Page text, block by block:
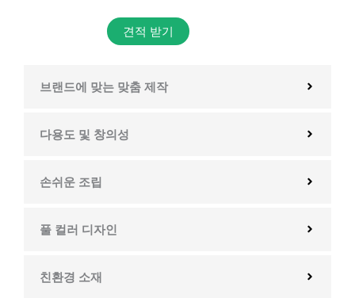
견적 받기
브랜드에 맞는 맞춤 제작
다용도 및 창의성
손쉬운 조립
풀 컬러 디자인
친환경 소재